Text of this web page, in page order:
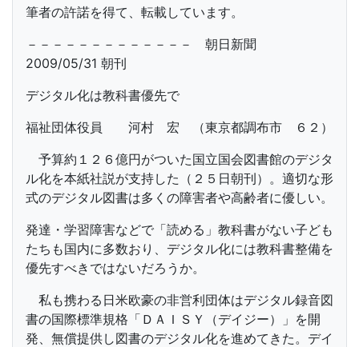
筆者の許諾を得て、転載しています。
－－－－－－－－－－－－－ 朝日新聞
2009/05/31 朝刊
デジタル化は教科書優先で
福祉団体役員 河村 宏 （東京都調布市 ６２）
予算約１２６億円がついた国立国会図書館のデジタ
ル化を本紙社説が支持した（２５日朝刊）。適切な形
式のデジタル図書は多くの障害者や高齢者に優しい。
発達・学習障害などで「読める」教科書がない子ども
たちも国内に多数おり、デジタル化には教科書整備を
優先すべきではないだろうか。
私も携わる日米欧豪の非営利団体はデジタル録音図
書の国際標準規格「ＤＡＩＳＹ（デイジー）」を開
発、無償提供し図書のデジタル化を進めてきた。デイ